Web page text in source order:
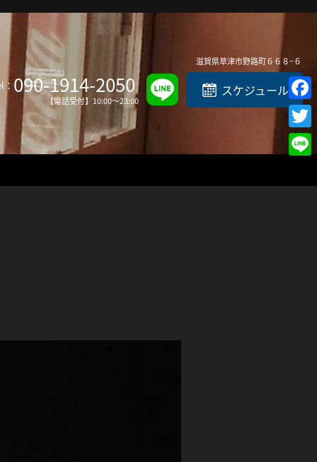
滋賀県草津市野路町６６８−６
： 090-1914-2050
【電話受付】10:00～23:00
スケジュール